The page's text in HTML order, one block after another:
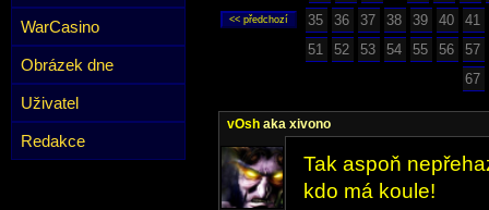
WarCasino
Obrázek dne
Uživatel
Redakce
35
36 37 38 39 40
41
51
52 53 54 55 56
57
67
vOsh aka xivono
Tak aspoň
kdo má koule!